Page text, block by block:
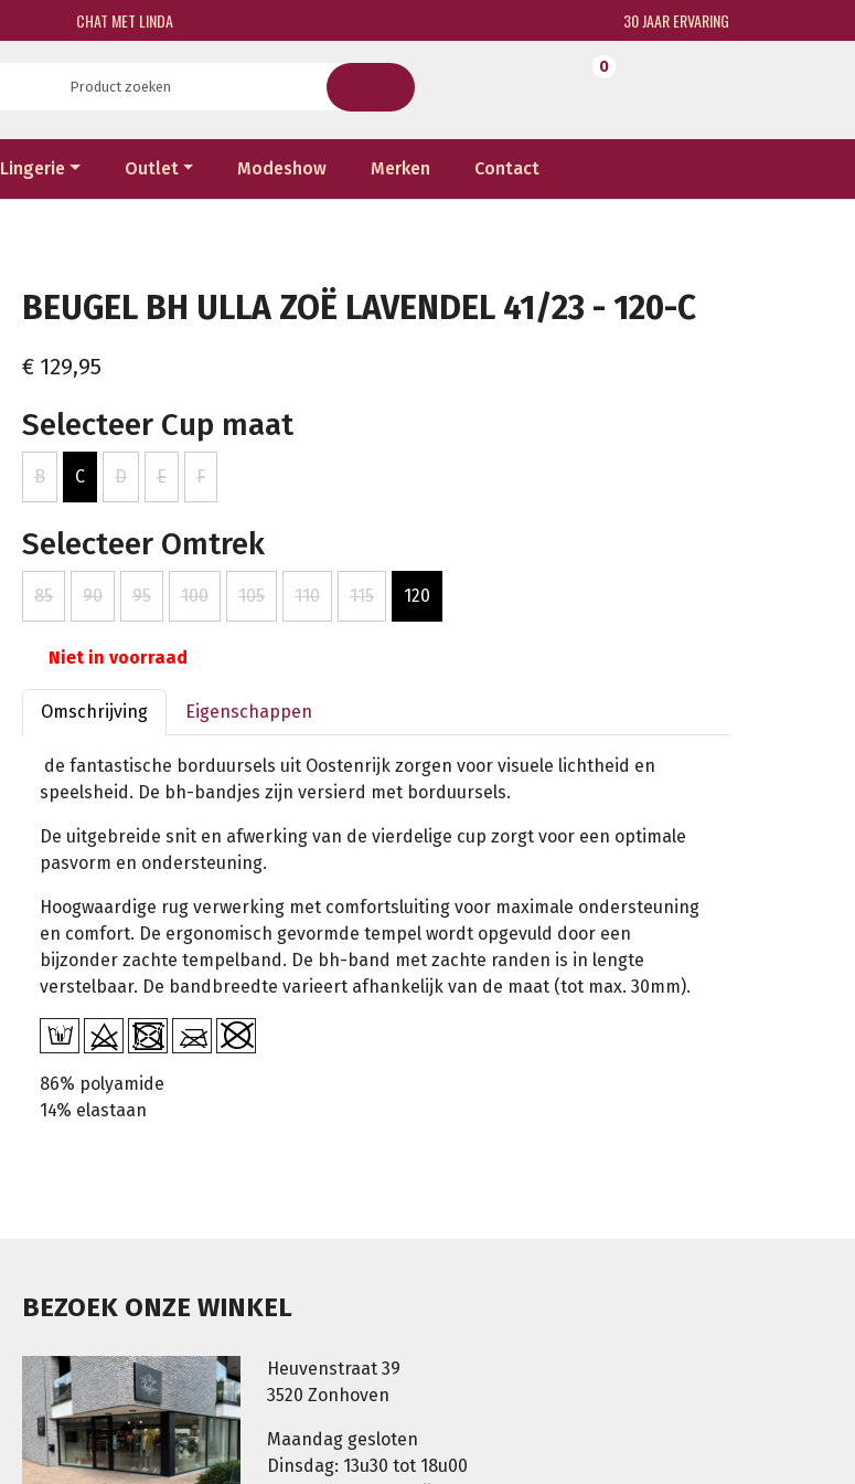
CHAT MET LINDA 30 JAAR ERVARING
0
Lingerie Outlet Modeshow Merken Contact
BEUGEL BH ULLA ZOË LAVENDEL 41/23 - 120-C
€ 129,95
Selecteer Cup maat
B C D E F
Selecteer Omtrek
85 90 95 100 105 110 115 120
Niet in voorraad
Omschrijving Eigenschappen
de fantastische borduursels uit Oostenrijk zorgen voor visuele lichtheid en
speelsheid. De bh-bandjes zijn versierd met borduursels.
De uitgebreide snit en afwerking van de vierdelige cup zorgt voor een optimale
pasvorm en ondersteuning.
Hoogwaardige rug verwerking met comfortsluiting voor maximale ondersteuning
en comfort. De ergonomisch gevormde tempel wordt opgevuld door een
bijzonder zachte tempelband. De bh-band met zachte randen is in lengte
verstelbaar. De bandbreedte varieert afhankelijk van de maat (tot max. 30mm).
86% polyamide
14% elastaan
BEZOEK ONZE WINKEL
Heuvenstraat 39
3520 Zonhoven
Maandag gesloten
Dinsdag: 13u30 tot 18u00